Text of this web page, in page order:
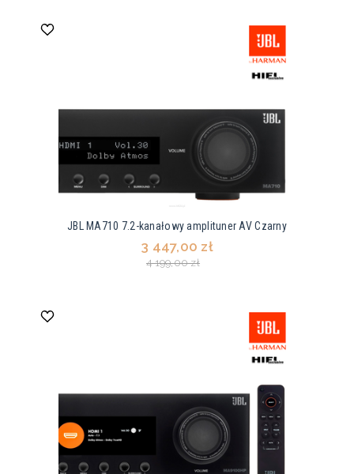
JBL MA710 7.2-kanałowy amplituner AV Czarny
3 447,00 zł
4 199,00 zł